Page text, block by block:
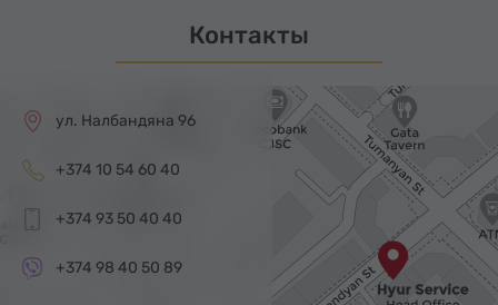
Контакты
ул. Налбандяна 96
+374 10 54 60 40
+374 93 50 40 40
+374 98 40 50 89